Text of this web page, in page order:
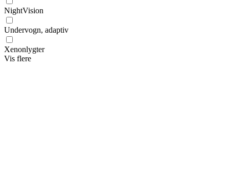
NightVision
Undervogn, adaptiv
Xenonlygter
Vis flere